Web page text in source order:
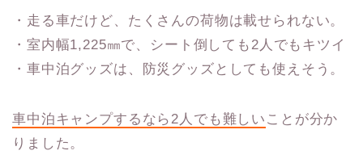
・走る車だけど、たくさんの荷物は載せられない。
・室内幅1,225㎜で、シート倒しても2人でもキツイ
・車中泊グッズは、防災グッズとしても使えそう。
車中泊キャンプするなら2人でも難しい ことが分か
りました。